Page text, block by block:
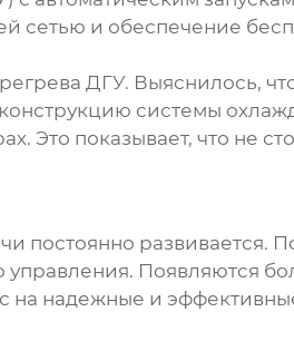
и обеспечение
ДГУ. Выяснилось,
системы
Это показывает, что не
постоянно развивается.
Появляются
надежные и